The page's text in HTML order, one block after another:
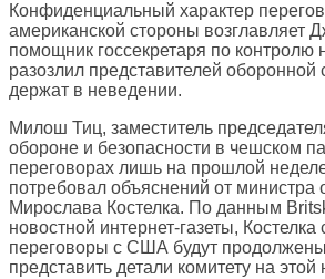
Конфиденциальный характер
американской стороны возглавляет
помощник госсекретаря по контролю
разозлил представителей
держат в неведении.
Милош Тиц, заместитель
обороне и безопасности в чешском
переговорах лишь на прошлой
потребовал объяснений от министра
Мирослава Костелка. По данным
новостной интернет-газеты,
переговоры с США будут
представить детали комитету на этой